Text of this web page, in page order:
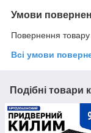
Умови
Повернення
Всі умови
Подібні товари